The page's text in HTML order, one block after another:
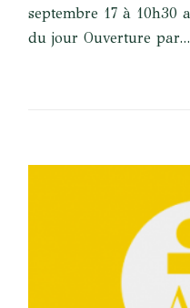
septembre 17 à 10h30
du jour Ouverture par...